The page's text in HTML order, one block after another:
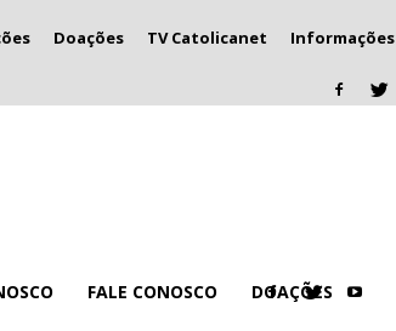
Doações TV Catolicanet
Informações
FALE CONOSCO DOAÇÕES